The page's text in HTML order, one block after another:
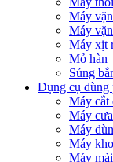
Máy
Máy
Máy xịt
Mỏ hàn
Súng
Dụng cụ dùng
Máy cắt
Máy
Máy
Máy
Máy